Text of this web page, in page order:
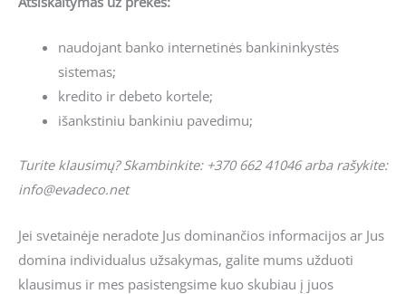
naudojant banko internetinės bankininkystės
sistemas;
kredito ir debeto kortele;
išankstiniu bankiniu pavedimu;
Turite klausimų? Skambinkite: +370 662 41046 arba rašykite:
info@evadeco.net
Jei svetainėje neradote Jus dominančios informacijos ar Jus
domina individualus užsakymas, galite mums užduoti
klausimus ir mes pasistengsime kuo skubiau į juos